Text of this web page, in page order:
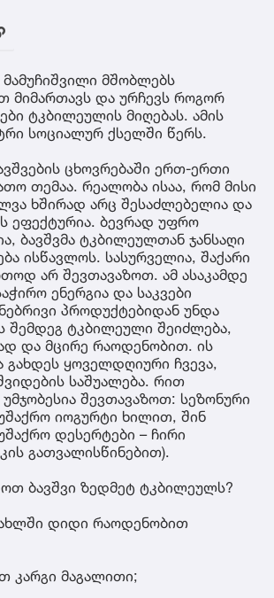
მშობლებს
მიმართავს და ურჩევს როგორ
ტკბილეულის მიღებას. ამის
სოციალურ ქსელში წერს.
ცხოვრებაში ერთ-ერთი
თემაა. რეალობა ისაა, რომ მისი
ხშირად არც შესაძლებელია და
ეფექტურია. ბევრად უფრო
ბავშვმა ტკბილეულთან ჯანსაღი
ისწავლოს. სასურველია, შაქარი
არ შევთავაზოთ. ამ ასაკამდე
ენერგია და საკვები
პროდუქტებიდან უნდა
შემდეგ ტკბილეული შეიძლება,
და მცირე რაოდენობით. ის
გახდეს ყოველდღიური ჩვევა,
საშუალება. რით
შევთავაზოთ: სეზონური
იოგურტი ხილით, შინ
დესერტები – ჩირი
გათვალისწინებით).
ბავშვი ზედმეტ ტკბილეულს?
დიდი რაოდენობით
კარგი მაგალითი;